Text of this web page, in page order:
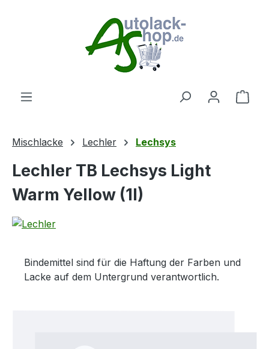
Mischlacke Lechler Lechsys
Lechler TB Lechsys Light
Warm Yellow (1l)
Bindemittel sind für die Haftung der Farben und
Lacke auf dem Untergrund verantwortlich.